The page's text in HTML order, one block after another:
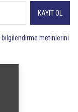
KAYIT OL
bilgilendirme metinlerini